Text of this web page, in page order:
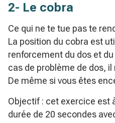
2- Le cobra
Ce qui ne te tue pas te
La position du cobra est
renforcement du dos et
cas de problème de dos, il
De même si vous êtes
Objectif : cet exercice est
durée de 20 secondes